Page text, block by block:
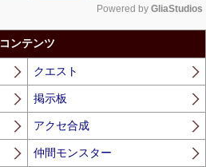
Powered by GliaStudios
コンテンツ
クエスト
掲示板
アクセ合成
仲間モンスター